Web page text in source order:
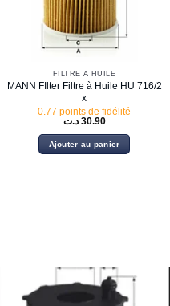
FILTRE À HUILE
MANN FIlter Filtre à Huile HU 716/2
x
0.77 points de fidélité
30.90 د.ت
Ajouter au panier